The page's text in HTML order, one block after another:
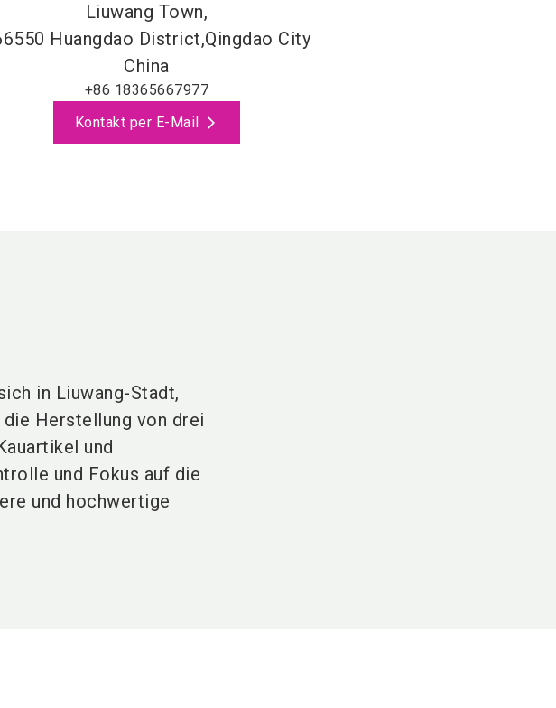
Liuwang Town,
Huangdao District,Qingdao City
China
+86 18365667977
Kontakt per E-Mail
in Liuwang-Stadt,
Herstellung von drei
und
und Fokus auf die
und hochwertige